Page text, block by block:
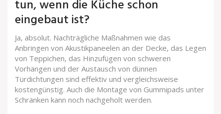
tun, wenn die Küche schon
eingebaut ist?
Ja, absolut. Nachträgliche Maßnahmen wie das
Anbringen von Akustikpaneelen an der Decke, das Legen
von Teppichen, das Hinzufügen von schweren
Vorhängen und der Austausch von dünnen
Türdichtungen sind effektiv und vergleichsweise
kostengünstig. Auch die Montage von Gummipads unter
Schränken kann noch nachgeholt werden.